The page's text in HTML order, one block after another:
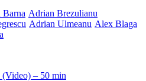
Barna Adrian Brezulianu
Adrian Ulmeanu Alex Blaga
– 50 min